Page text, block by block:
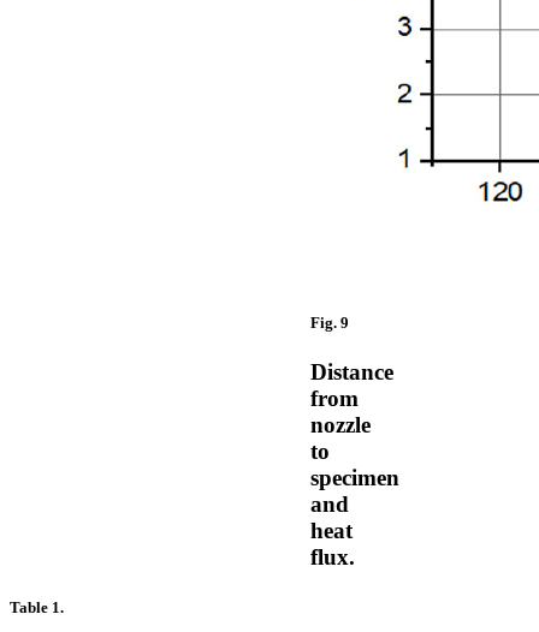
Fig. 9
Distance
from
nozzle
to
specimen
and
heat
flux.
Table 1.